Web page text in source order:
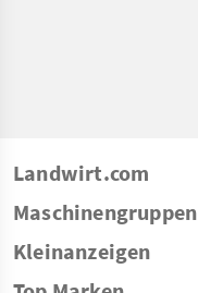
Landwirt.com
Maschinengruppen
Kleinanzeigen